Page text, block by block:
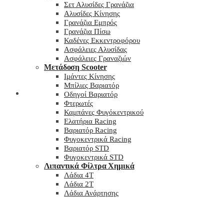
My wishlist
Σετ Αλυσίδες Γρανάζια
Αλυσίδες Κίνησης
Γρανάζια Εμπρός
Γρανάζια Πίσω
Καδένες Εκκεντροφόρου
Ασφάλειες Αλυσίδας
Ασφάλειες Γραναζιών
Μετάδοση Scooter
Ιμάντες Κίνησης
Μπίλιες Βαριατόρ
Οδηγοί Βαριατόρ
Φτερωτές
Καμπάνες Φυγόκεντρικού
Ελατήρια Racing
Βαριατόρ Racing
Φυγοκεντρικά Racing
Βαριατόρ STD
Φυγοκεντρικά STD
Λιπαντικά Φίλτρα Χημικά
Λάδια 4T
Λάδια 2T
Λάδια Ανάρτησης